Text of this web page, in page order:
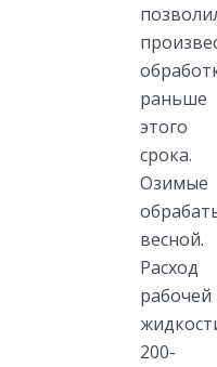
раньше
этого
срока.
Озимые
весной.
Расход
рабочей
200-